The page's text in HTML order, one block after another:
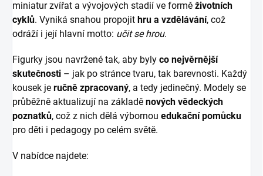
miniatur zvířat a vývojových stadií ve formě životních
cyklů. Vyniká snahou propojit hru a vzdělávání, což
odráží i její hlavní motto: učit se hrou.
Figurky jsou navržené tak, aby byly co nejvěrnější
skutečnosti – jak po stránce tvaru, tak barevnosti. Každý
kousek je ručně zpracovaný, a tedy jedinečný. Modely se
průběžně aktualizují na základě nových vědeckých
poznatků, což z nich dělá výbornou edukační pomůcku
pro děti i pedagogy po celém světě.
V nabídce najdete: